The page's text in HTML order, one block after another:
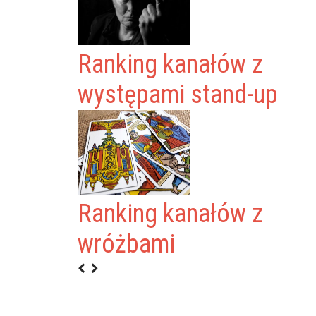
Ranking kanałów z
występami stand-up
Ranking kanałów z
wróżbami